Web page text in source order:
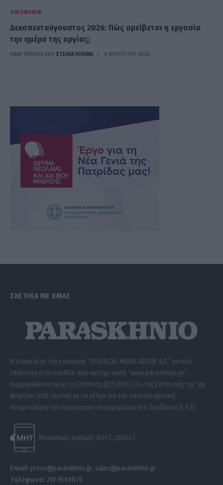
ΟΙΚΟΝΟΜΊΑ
Δεκαπενταύγουστος 2026: Πώς αμείβεται η εργασία
την ημέρα της αργίας;
ΑΝΑΡΤΗΘΗΚΕ ΑΠΟ ΣΤΈΛΛΑ ΛΊΤΑΙΝΑ 6 ΑΥΓΟΎΣΤΟΥ 2026
ΣΧΕΤΙΚΑ ΜΕ ΕΜΑΣ
Η εταιρεία με την επωνυμία “POLITICAL MEDIA GROUP A.E.” και κατ’
επέκταση η ιστοσελίδα που κατέχει αυτή “www.paraskhnio.gr”
συμμορφώνονται με τη Σύσταση (ΕΕ) 2018/334 της Επιτροπής της 1ης
Μαρτίου 2018 σχετικά με τα μέτρα για την αποτελεσματική
αντιμετώπιση του παράνομου περιεχομένου στο διαδίκτυο (L 63).
Μοναδικός αριθμός Μ.Η.Τ. 262047
Email: press@paraskhnio.gr, sales@paraskhnio.gr
Τηλέφωνο: 210 9580876